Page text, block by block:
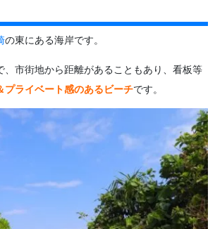
の東にある海岸です。
、市街地から距離があることもあり、看板等
プライベート感のあるビーチです。